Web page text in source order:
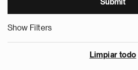
Show Filters
Limpiar todo